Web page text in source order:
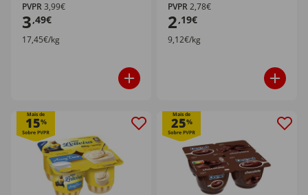
PVPR3,99€
3,49€
17,45€/kg
PVPR2,78€
2,19€
9,12€/kg
Mais de
15%
Mais de
25%